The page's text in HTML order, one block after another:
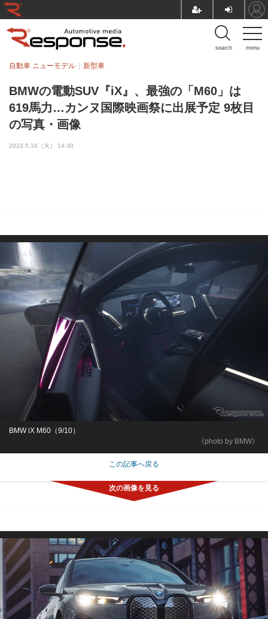
menu
search
BMWの電動SUV『iX』、最強の「M60」は
619馬力…カンヌ国際映画祭に出展予定 9枚目
の写真・画像
自動車 ニューモデル 新型車
2023.5.16（火） 14:30
《photo by BMW》
BMW iX M60（9/10）
この記事へ戻る